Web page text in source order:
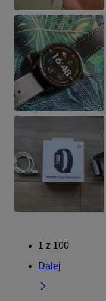
1 z 100
Dalej